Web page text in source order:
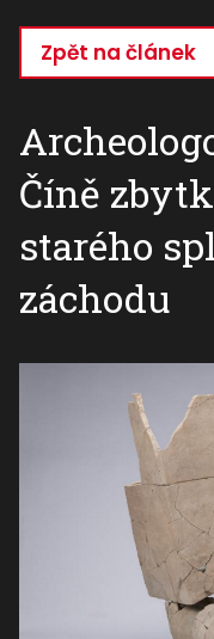
hlavnímu
Zpět na článek
Číně
starého
záchodu